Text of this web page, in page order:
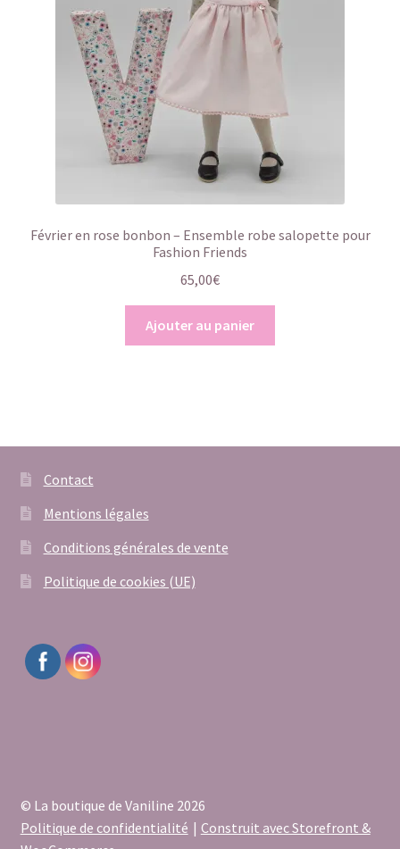
Février en rose bonbon – Ensemble robe salopette pour
Fashion Friends
65,00€
Ajouter au panier
Contact
Mentions légales
Conditions générales de vente
Politique de cookies (UE)
© La boutique de Vaniline 2026
Politique de confidentialité
Construit avec Storefront &